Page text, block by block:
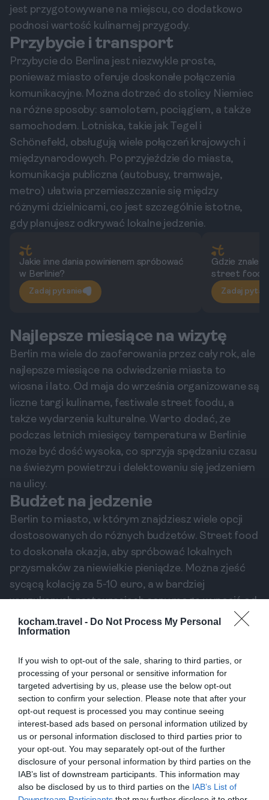
kocham.travel - Do Not Process My Personal
Information
If you wish to opt-out of the sale, sharing to third parties, or
processing of your personal or sensitive information for
targeted advertising by us, please use the below opt-out
section to confirm your selection. Please note that after your
opt-out request is processed you may continue seeing
interest-based ads based on personal information utilized by
us or personal information disclosed to third parties prior to
your opt-out. You may separately opt-out of the further
disclosure of your personal information by third parties on the
IAB’s list of downstream participants. This information may
also be disclosed by us to third parties on the IAB’s List of
jest przygotowywane na miejscu, co dodatkowo
podnosi wartość kulinarnej przygody.
Przybycie i transport
Przybycie do Berlina jest niezwykle proste,
ponieważ miasto oferuje doskonałe połączenia
komunikacyjne. Można dotrzeć do stolicy Niemiec
na różne sposoby: samolotem, pociągiem, a także
samochodem. Lotniska, takie jak Tegel i
Schönefeld, obsługują wiele połączeń krajowych i
międzynarodowych. Po przyjeździe do miasta,
komunikacja publiczna (autobusy, tramwaje,
metro) ułatwia przemieszczanie się między
różnymi dzielnicami, co jest szczególnie istotne,
gdy planujesz odkrywać lokalne jedzenie.
Jakie inne dania powinienem spróbować
w Berlinie?
Zadaj pytanie
Gdzie
street food?
Zadaj
Najlepsze miesiące na wizytę
Berlin ma wiele do zaoferowania przez cały rok, ale
najlepsze miesiące na odwiedzenie miasta to
wiosna i lato. Od maja do września organizowane są
liczne targi kulinarne, festiwale street foodu, a
także wydarzenia kulturalne. Warto dodać, że
podczas letnich miesięcy temperatura w Berlinie
może być dość wysoka, co sprzyja spędzaniu czasu
na świeżym powietrzu i delektowaniu się jedzeniem
na ulicy.
Budżet na jedzenie
Berlin to miasto, w którym znajdziesz wiele opcji
dostosowanych do różnych budżetów. Street food
to doskonała okazja, aby spróbować lokalnych
przysmaków za niewielkie pieniądze. Można zjeść
sycącą kolację za 5-10 euro, a w bardziej
wyszukanych restauracjach ceny mogą wynosić od
15 do 50 euro za osobę. Warto być
przygotowanym na to, że niektóre restauracje
różnić, co sprawia, że warto być cierpliwym i
otwartym na doświadczenie lokalnej kuchni.
Bezpieczeństwo podczas
jedzenia na ulicy
Jedzenie uliczne w Berlinie jest ogólnie bezpieczne,
ale jak w każdym mieście, warto zachować
ostrożność. Upewnij się, że odwiedzasz
sprawdzone miejsca, które cieszą się dobrą opinią